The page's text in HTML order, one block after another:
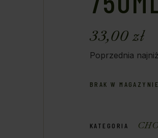
33,00zł
Poprzednia
BRAK W MAGAZYNIE
KATEGORIA